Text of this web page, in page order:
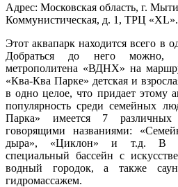
Адрес: Московская область, г.
Коммунистическая, д. 1, ТРЦ «XL».
Этот аквапарк находится всего
Добраться до него можно,
метрополитена «ВДНХ» на
«Ква-Ква Парке» детская и
в одно целое, что придает этому
популярность среди семейных
Парка» имеется 7 различных
говорящими названиями:
дыра», «Циклон» и т.д. В
специальный бассейн с
водный городок, а также
гидромассажем.